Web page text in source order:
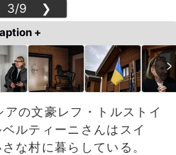
3/9 ❯
+
アの文豪レフ・トルストイ
ルティーニさんはスイ
な村に暮らしている。